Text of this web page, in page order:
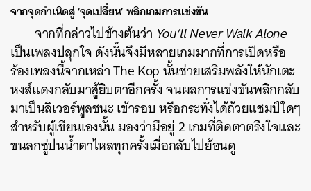
จากจุดกำเนิดสู่ ‘จุดเปลี่ยน’ พลิกเกมการแข่งขัน
จากที่กล่าวไปข้างต้นว่า You’ll Never Walk Alone
เป็นเพลงปลุกใจ ดังนั้นจึงมีหลายเกมมากที่การเปิดหรือ
ร้องเพลงนี้จากเหล่า The Kop นั้นช่วยเสริมพลังให้นักเตะ
หงส์แดงกลับมาสู้ยิบตาอีกครั้ง จนผลการแข่งขันพลิกกลับ
มาเป็นลิเวอร์พูลชนะ เข้ารอบ หรือกระทั่งได้ถ้วยแชมป์ใดๆ
สำหรับผู้เขียนเองนั้น มองว่ามีอยู่ 2 เกมที่ติดตาตรึงใจและ
ขนลกซู่ปนน้ำตาไหลทุกครั้งเมื่อกลับไปย้อนดู